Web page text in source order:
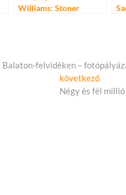
Williams: Stoner
Balaton-felvidéken –
következő
cikk:
Négy és fél